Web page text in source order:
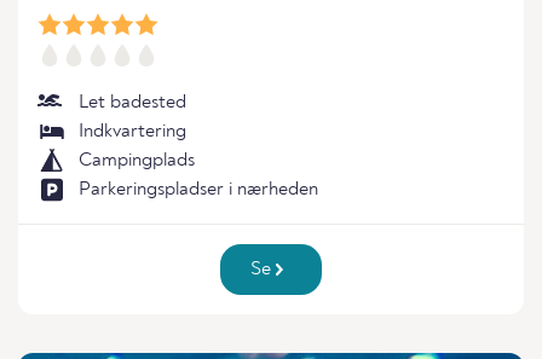
Let badested
Indkvartering
Campingplads
Parkeringspladser i nærheden
Se